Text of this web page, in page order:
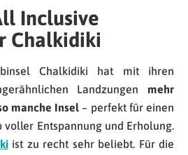
Inclusive
Chalkidiki
Chalkidiki hat mit ihren
Landzungen mehr
manche Insel – perfekt für einen
voller Entspannung und Erholung.
ist zu recht sehr beliebt. Für die